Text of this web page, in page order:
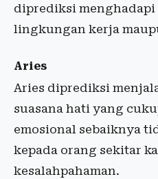
diprediksi
lingkungan kerja
Aries
Aries diprediksi
suasana hati yang
emosional sebaiknya
kepada orang sekitar
kesalahpahaman.